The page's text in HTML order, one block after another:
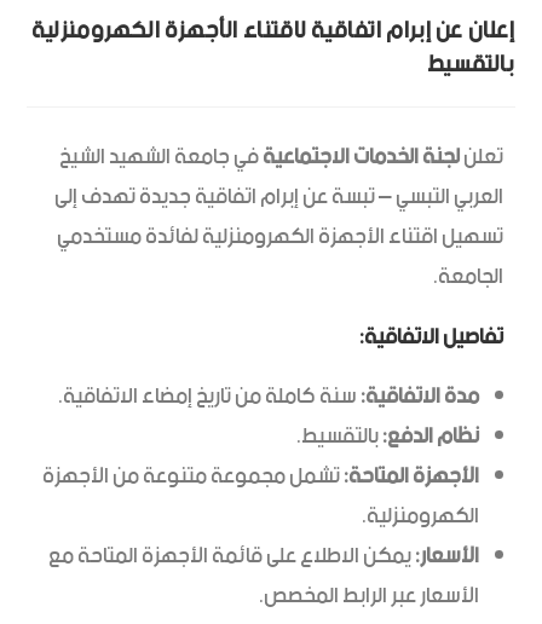
إعلان عن إبرام اتفاقية لاقتناء الأجهزة الكهرومنزلية
بالتقسيط
تعلنلجنة الخدمات الاجتماعيةفي جامعة الشهيد الشيخ
العربي التبسي – تبسة عن إبرام اتفاقية جديدة تهدف إلى
تسهيل اقتناء الأجهزة الكهرومنزلية لفائدة مستخدمي
الجامعة.
تفاصيل الاتفاقية:
مدة الاتفاقية:سنة كاملة من تاريخ إمضاء الاتفاقية.
نظام الدفع:بالتقسيط.
الأجهزة المتاحة:تشمل مجموعة متنوعة من الأجهزة
الكهرومنزلية.
الأسعار:يمكن الاطلاع على قائمة الأجهزة المتاحة مع
الأسعار عبر الرابط المخصص.